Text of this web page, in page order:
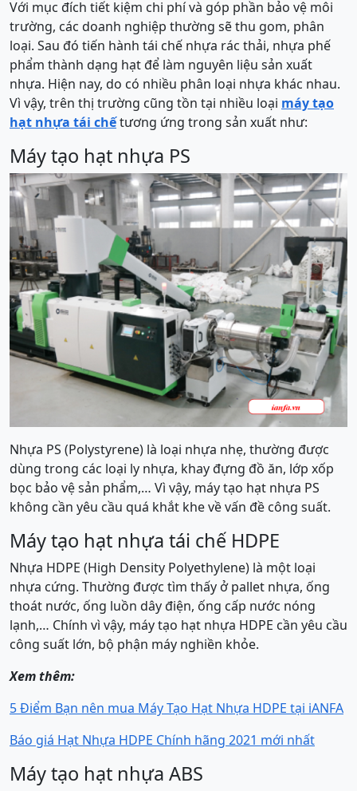
Với mục đích tiết kiệm chi phí và góp phần bảo vệ môi
trường, các doanh nghiệp thường sẽ thu gom, phân
loại. Sau đó tiến hành tái chế nhựa rác thải, nhựa phế
phẩm thành dạng hạt để làm nguyên liệu sản xuất
nhựa. Hiện nay, do có nhiều phân loại nhựa khác nhau.
Vì vậy, trên thị trường cũng tồn tại nhiều loại máy tạo
hạt nhựa tái chếtương ứng trong sản xuất như:
Máy tạo hạt nhựa PS
Nhựa PS (Polystyrene) là loại nhựa nhẹ, thường được
dùng trong các loại ly nhựa, khay đựng đồ ăn, lớp xốp
bọc bảo vệ sản phẩm,… Vì vậy, máy tạo hạt nhựa PS
không cần yêu cầu quá khắt khe về vấn đề công suất.
Máy tạo hạt nhựa tái chế HDPE
Nhựa HDPE (High Density Polyethylene) là một loại
nhựa cứng. Thường được tìm thấy ở pallet nhựa, ống
thoát nước, ống luồn dây điện, ống cấp nước nóng
lạnh,… Chính vì vậy, máy tạo hạt nhựa HDPE cần yêu cầu
công suất lớn, bộ phận máy nghiền khỏe.
Xem thêm:
5 Điểm Bạn nên mua Máy Tạo Hạt Nhựa HDPE tại iANFA
Báo giá Hạt Nhựa HDPE Chính hãng 2021 mới nhất
Máy tạo hạt nhựa ABS